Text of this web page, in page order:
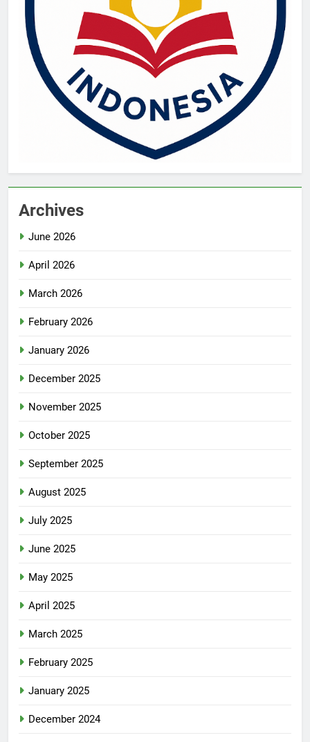
Archives
June 2026
April 2026
March 2026
February 2026
January 2026
December 2025
November 2025
October 2025
September 2025
August 2025
July 2025
June 2025
May 2025
April 2025
March 2025
February 2025
January 2025
December 2024